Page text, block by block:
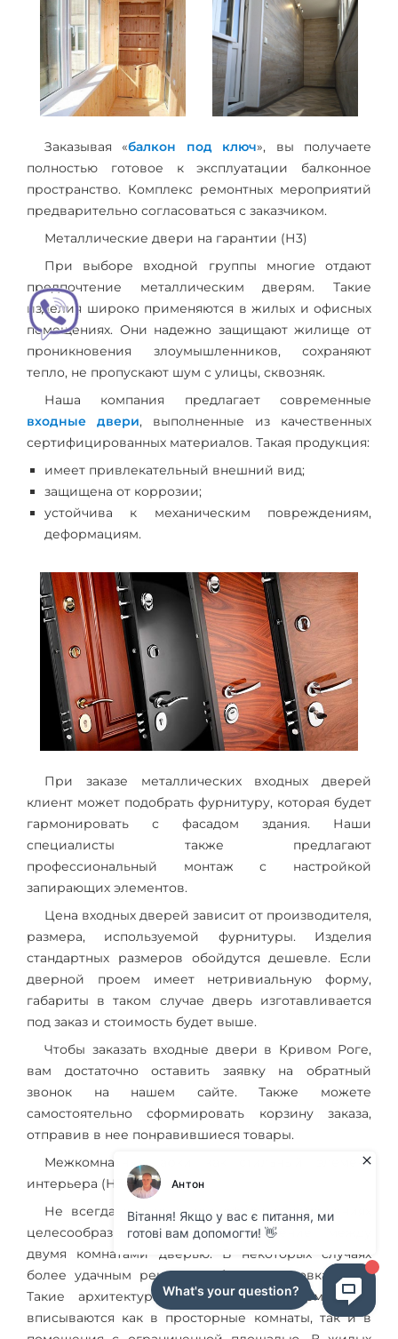
Заказывая «балкон под ключ», вы получаете
полностью готовое к эксплуатации балконное
пространство. Комплекс ремонтных мероприятий
предварительно согласоваться с заказчиком.
Металлические двери на гарантии (Н3)
При выборе входной группы многие отдают
предпочтение металлическим дверям. Такие
изделия широко применяются в жилых и офисных
помещениях. Они надежно защищают жилище от
проникновения злоумышленников, сохраняют
тепло, не пропускают шум с улицы, сквозняк.
Наша компания предлагает современные
входные двери, выполненные из качественных
сертифицированных материалов. Такая продукция:
имеет привлекательный внешний вид;
защищена от коррозии;
устойчива к механическим повреждениям,
деформациям.
При заказе металлических входных дверей
клиент может подобрать фурнитуру, которая будет
гармонировать с фасадом здания. Наши
специалисты также предлагают
профессиональный монтаж с настройкой
запирающих элементов.
Цена входных дверей зависит от производителя,
размера, используемой фурнитуры. Изделия
стандартных размеров обойдутся дешевле. Если
дверной проем имеет нетривиальную форму,
габариты в таком случае дверь изготавливается
под заказ и стоимость будет выше.
Чтобы заказать входные двери в Кривом Роге,
вам достаточно оставить заявку на обратный
звонок на нашем сайте. Также можете
самостоятельно сформировать корзину заказа,
отправив в нее понравившиеся товары.
Межкомнатные арки как стильный элемент
интерьера (Н3)
Не всегда в жилых или офисных помещениях
целесообразно оформлять разделение между
двумя комнатами дверью. В некоторых случаях
более удачным решением будет установка арки.
Такие архитектурные конструкции гармонично
вписываются как в просторные комнаты, так и в